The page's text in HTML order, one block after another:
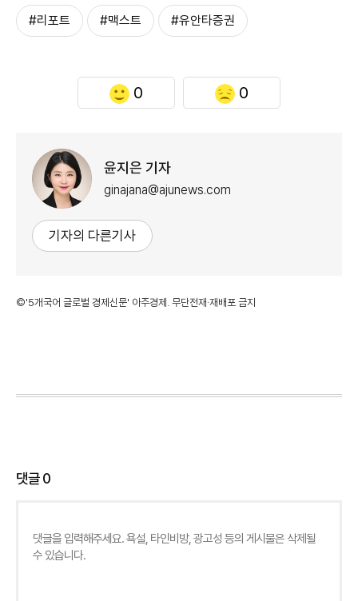
#리포트 #맥스트 #유안타증권
0 0
윤지은 기자
ginajana@ajunews.com
기자의 다른기사
©'5개국어 글로벌 경제신문' 아주경제. 무단전재·재배포 금지
댓글0